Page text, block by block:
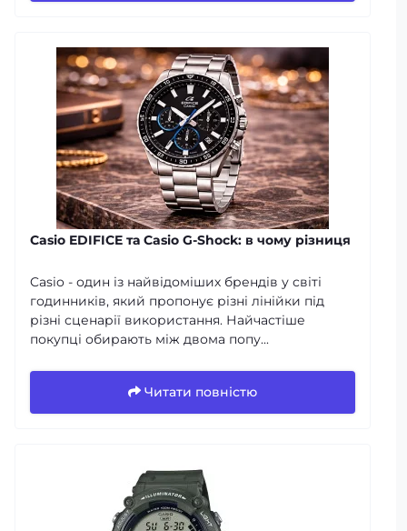
Casio EDIFICE та Casio G-Shock: в чому різниця
Casio - один із найвідоміших брендів у світі
годинників, який пропонує різні лінійки під
різні сценарії використання. Найчастіше
покупці обирають між двома попу...
Читати повністю